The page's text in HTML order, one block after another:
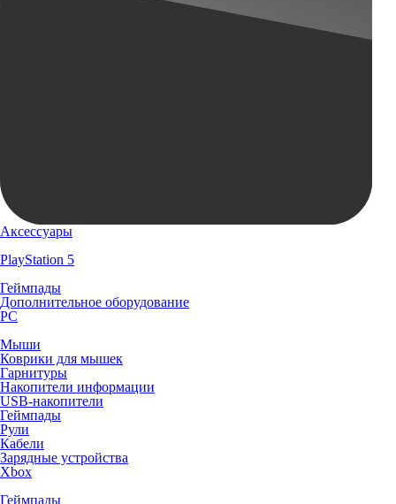
Аксессуары
PlayStation 5
Геймпады
Дополнительное оборудование
PC
Мыши
Коврики для мышек
Гарнитуры
Накопители информации
USB-накопители
Геймпады
Рули
Кабели
Зарядные устройства
Xbox
Геймпады